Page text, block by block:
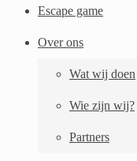
Escape game
Over ons
Wat wij doen
Wie zijn wij?
Partners